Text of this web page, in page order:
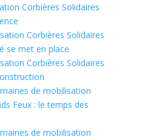
Corbières Solidaires
Corbières Solidaires
se met en place
Corbières Solidaires
de mobilisation
Feux : le temps des
de mobilisation